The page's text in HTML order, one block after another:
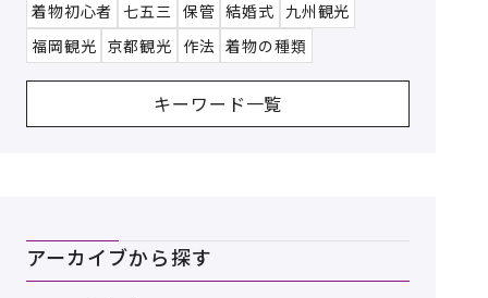
着物初心者 七五三 保管 結婚式 九州観光
福岡観光 京都観光 作法 着物の種類
キーワード一覧
アーカイブから探す